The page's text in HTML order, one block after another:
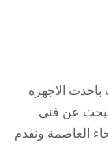
الاجهزة
تبحث عن فني
العاصمة ونقدم